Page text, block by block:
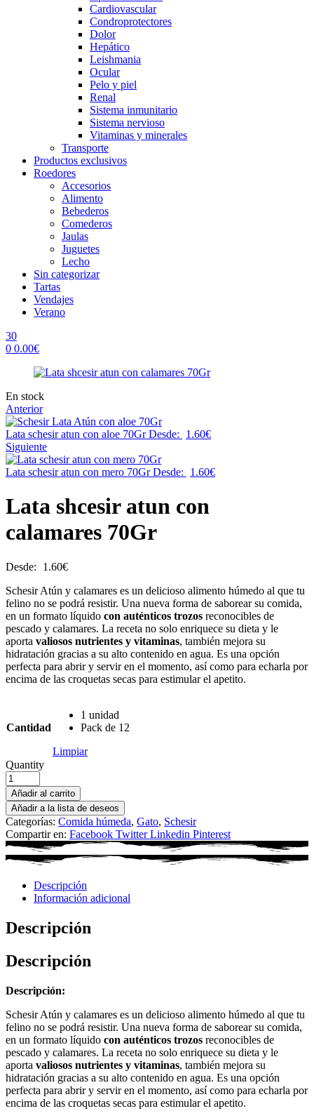
Cardiovascular
Condroprotectores
Dolor
Hepático
Leishmania
Ocular
Pelo y piel
Renal
Sistema inmunitario
Sistema nervioso
Vitaminas y minerales
Transporte
Productos exclusivos
Roedores
Accesorios
Alimento
Bebederos
Comederos
Jaulas
Juguetes
Lecho
Sin categorizar
Tartas
Vendajes
Verano
30
0 0.00€
Availability:
En stock
Anterior
Lata schesir atun con aloe 70Gr Desde: 1.60€
Siguiente
Lata schesir atun con mero 70Gr Desde: 1.60€
Lata shcesir atun con
calamares 70Gr
Desde: 1.60€
Schesir Atún y calamares es un delicioso alimento húmedo al que tu
felino no se podrá resistir. Una nueva forma de saborear su comida,
en un formato líquido con auténticos trozos reconocibles de
pescado y calamares. La receta no solo enriquece su dieta y le
aporta valiosos nutrientes y vitaminas, también mejora su
hidratación gracias a su alto contenido en agua. Es una opción
perfecta para abrir y servir en el momento, así como para echarla por
encima de las croquetas secas para estimular el apetito.
Cantidad
1 unidad
Pack de 12
Limpiar
Quantity
Añadir al carrito
Añadir a la lista de deseos
Categorías: Comida húmeda, Gato, Schesir
Compartir en: Facebook Twitter Linkedin Pinterest
Descripción
Información adicional
Descripción
Descripción
Descripción:
Schesir Atún y calamares es un delicioso alimento húmedo al que tu
felino no se podrá resistir. Una nueva forma de saborear su comida,
en un formato líquido con auténticos trozos reconocibles de
pescado y calamares. La receta no solo enriquece su dieta y le
aporta valiosos nutrientes y vitaminas, también mejora su
hidratación gracias a su alto contenido en agua. Es una opción
perfecta para abrir y servir en el momento, así como para echarla por
encima de las croquetas secas para estimular el apetito.